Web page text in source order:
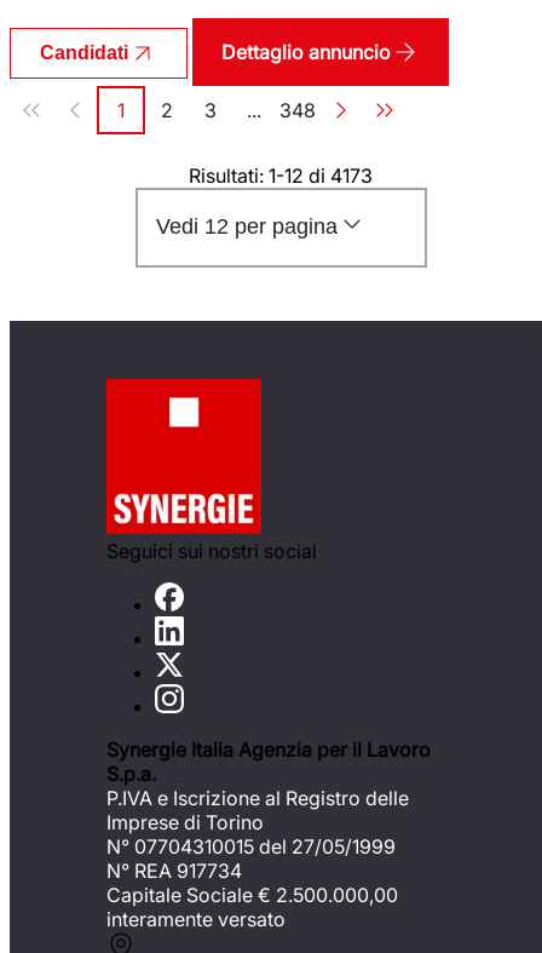
Candidati Dettaglio annuncio
Paginazione
Pagina
1 Pagina
2 Pagina
3 ... Pagina
348
Risultati: 1-12 di 4173
Vedi 12 per pagina
Seguici sui nostri social
Synergie Italia Agenzia per il Lavoro
S.p.a.
P.IVA e Iscrizione al Registro delle
Imprese di Torino
N° 07704310015 del 27/05/1999
N° REA 917734
Capitale Sociale € 2.500.000,00
interamente versato